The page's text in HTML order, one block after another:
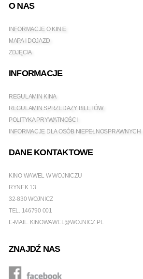
O NAS
INFORMACJE O KINIE
MAPA I DOJAZD
ZDJĘCIA
INFORMACJE
REGULAMIN KINA
REGULAMIN SPRZEDAŻY BILETÓW
POLITYKA PRYWATNOŚCI
INFORMACJE DLA OSÓB NIEPEŁNOSPRAWNYCH
DANE KONTAKTOWE
KINO WAWEL W WOJNICZU
RYNEK 13
32-830 WOJNICZ
TEL. 146790 001
E-MAIL: KINOWAWEL@WOJNICZ.PL
ZNAJDŹ NAS